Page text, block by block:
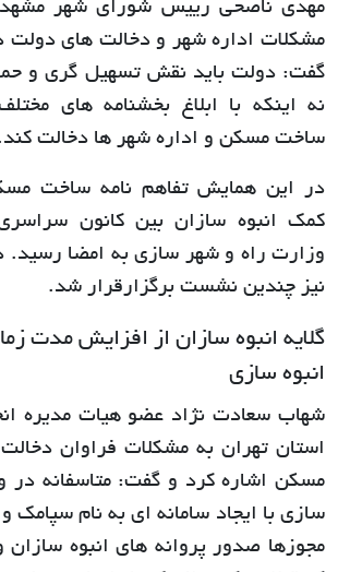
مهدی ناصحی رییس شورای شهر مشهد
مشکلات اداره شهر و دخالت های
گفت: دولت باید نقش تسهیل گری و
نه اینکه با ابلاغ بخشنامه های
ساخت مسکن و اداره شهر ها دخالت
در این همایش تفاهم نامه ساخت
کمک انبوه سازان بین کانون
وزارت راه و شهر سازی به امضا
نیز چندین نشست برگزارقرار شد.
گلایه انبوه سازان از افزایش مدت
انبوه سازی
شهاب سعادت نژاد عضو هیات مدیره
استان تهران به مشکلات فراوان
مسکن اشاره کرد و گفت: متاسفانه در
سازی با ایجاد سامانه ای به نام سپامک
مجوزها صدور پروانه های انبوه سازان